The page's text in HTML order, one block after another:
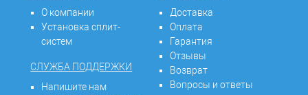
О компании
Установка сплит-
систем
СЛУЖБА ПОДДЕРЖКИ
Напишите нам
Доставка
Оплата
Гарантия
Отзывы
Возврат
Вопросы и ответы